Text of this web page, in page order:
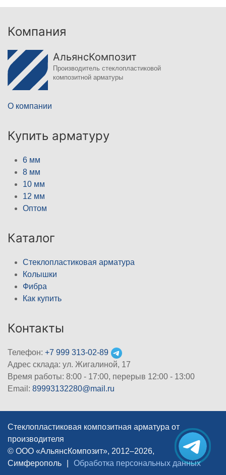
Компания
АльянсКомпозит
Производитель стеклопластиковой
композитной арматуры
О компании
Купить арматуру
6 мм
8 мм
10 мм
12 мм
Оптом
Каталог
Стеклопластиковая арматура
Колышки
Фибра
Как купить
Контакты
Телефон: +7 999 313-02-89
Адрес склада: ул. Жигалиной, 17
Время работы: 8:00 - 17:00, перерыв 12:00 - 13:00
Email: 89993132280@mail.ru
Стеклопластиковая композитная арматура от
производителя
© ООО «АльянсКомпозит», 2012–2026,
Симферополь
Обработка персональных данных